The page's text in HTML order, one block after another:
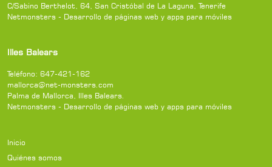
C/Sabino Berthelot, 64 San Cristóbal de La Laguna ,Tenerife
Netmonsters - Desarrollo de páginas web y apps para móviles
Illes Balears
Teléfono: 647-421-162
mallorca@net-monsters.com
Palma de Mallorca
Illes Balears
Netmonsters - Desarrollo de páginas web y apps para móviles
Inicio
Quiénes somos